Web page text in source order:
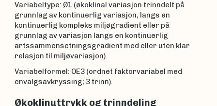
Variabeltype: Ø1 (økoklinal variasjon trinndelt på
grunnlag av kontinuerlig variasjon, langs en
kontinuerlig kompleks miljøgradient eller på
grunnlag av variasjon langs en kontinuerlig
artssammensetningsgradient med eller uten klar
relasjon til miljøvariasjon).
Variabelformel: OE3 (ordnet faktorvariabel med
envalgsavkryssing; 3 trinn).
Økoklinuttrykk og trinndeling